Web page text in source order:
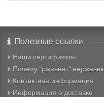
Полезные ссылки
Наши сертификаты
Почему "ржавеет"
Контактная информация
Информация о доставке